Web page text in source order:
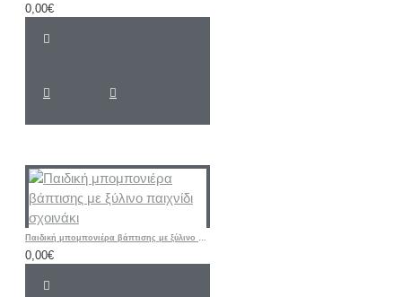
0,00€
Παιδική μπομπονιέρα βάπτισης με ξύλινο παιχνίδι σχοινάκι
0,00€